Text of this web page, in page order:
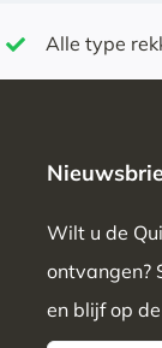
Alle type
Wilt u de
ontvangen?
en blijf op